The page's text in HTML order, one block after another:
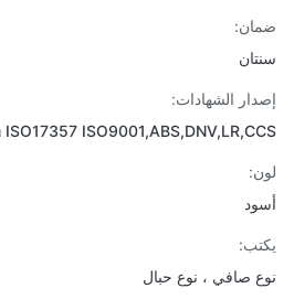
الشهادات:
ISO17357
صافي ، نوع حبال